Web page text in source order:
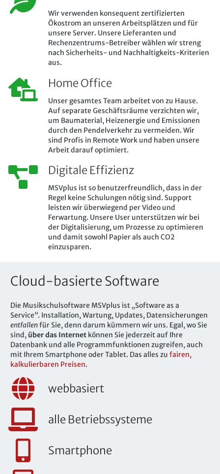
Wir verwenden konsequent zertifizierten
Ökostrom an unseren Arbeitsplätzen und für
unsere Server. Unsere Lieferanten und
Rechenzentrums-Betreiber wählen wir streng
nach Sicherheits- und Nachhaltigkeits-Kriterien
aus.
Home Office
Unser gesamtes Team arbeitet von zu Hause.
Auf separate Geschäftsräume verzichten wir,
um Baumaterial, Heizenergie und Emissionen
durch den Pendelverkehr zu vermeiden. Wir
sind Profis in Remote Work und haben unsere
Arbeit darauf optimiert.
Digitale Effizienz
MSVplus ist so benutzerfreundlich, dass in der
Regel keine Schulungen nötig sind. Support
leisten wir überwiegend per Video und
Ferwartung. Unsere User unterstützen wir bei
der Digitalisierung, um Prozesse zu optimieren
und damit sowohl Papier als auch CO2
einzusparen.
Cloud-basierte Software
Die Musikschulsoftware MSVplus ist „Software as a
Service“. Installation, Wartung, Updates, Datensicherungen
entfallenfür Sie, denn darum kümmern wir uns. Egal, wo Sie
sind, über das Internet können Sie jederzeit auf Ihre
Datenbank und alle Programmfunktionen zugreifen, auch
mit Ihrem Smartphone oder Tablet. Das alles zu fairen,
kalkulierbaren Preisen.
webbasiert
alle Betriebssysteme
Smartphone